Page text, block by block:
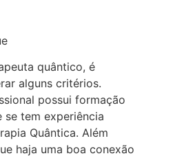
quântico, é
alguns critérios.
possui formação
se tem experiência
Quântica. Além
haja uma boa conexão